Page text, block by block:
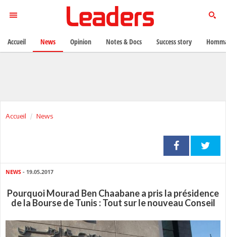
Accueil News
NEWS - 19.05.2017
Pourquoi Mourad Ben Chaabane a pris la présidence
de la Bourse de Tunis : Tout sur le nouveau Conseil
Accueil News Opinion Notes & Docs Success story